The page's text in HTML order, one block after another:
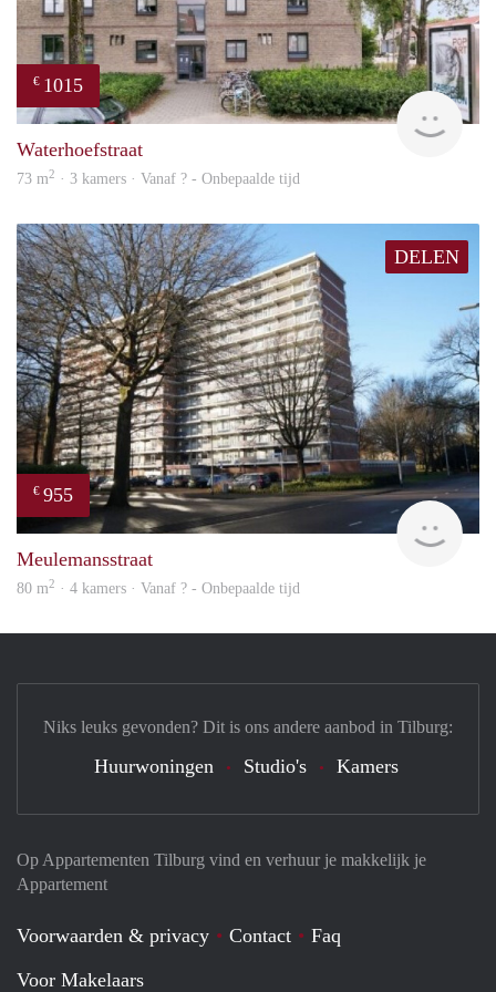
€ 1015
Waterhoefstraat
73 m2 · 3 kamers · Vanaf ? - Onbepaalde tijd
DELEN
€ 955
rent
Meulemansstraat
80 m2 · 4 kamers · Vanaf ? - Onbepaalde tijd
Op Appartementen Tilburg vind en verhuur je makkelijk je
Appartement
Voorwaarden & privacy Contact
Faq
Voor Makelaars
Niks leuks gevonden? Dit is ons andere aanbod in Tilburg:
Huurwoningen Studio's Kamers